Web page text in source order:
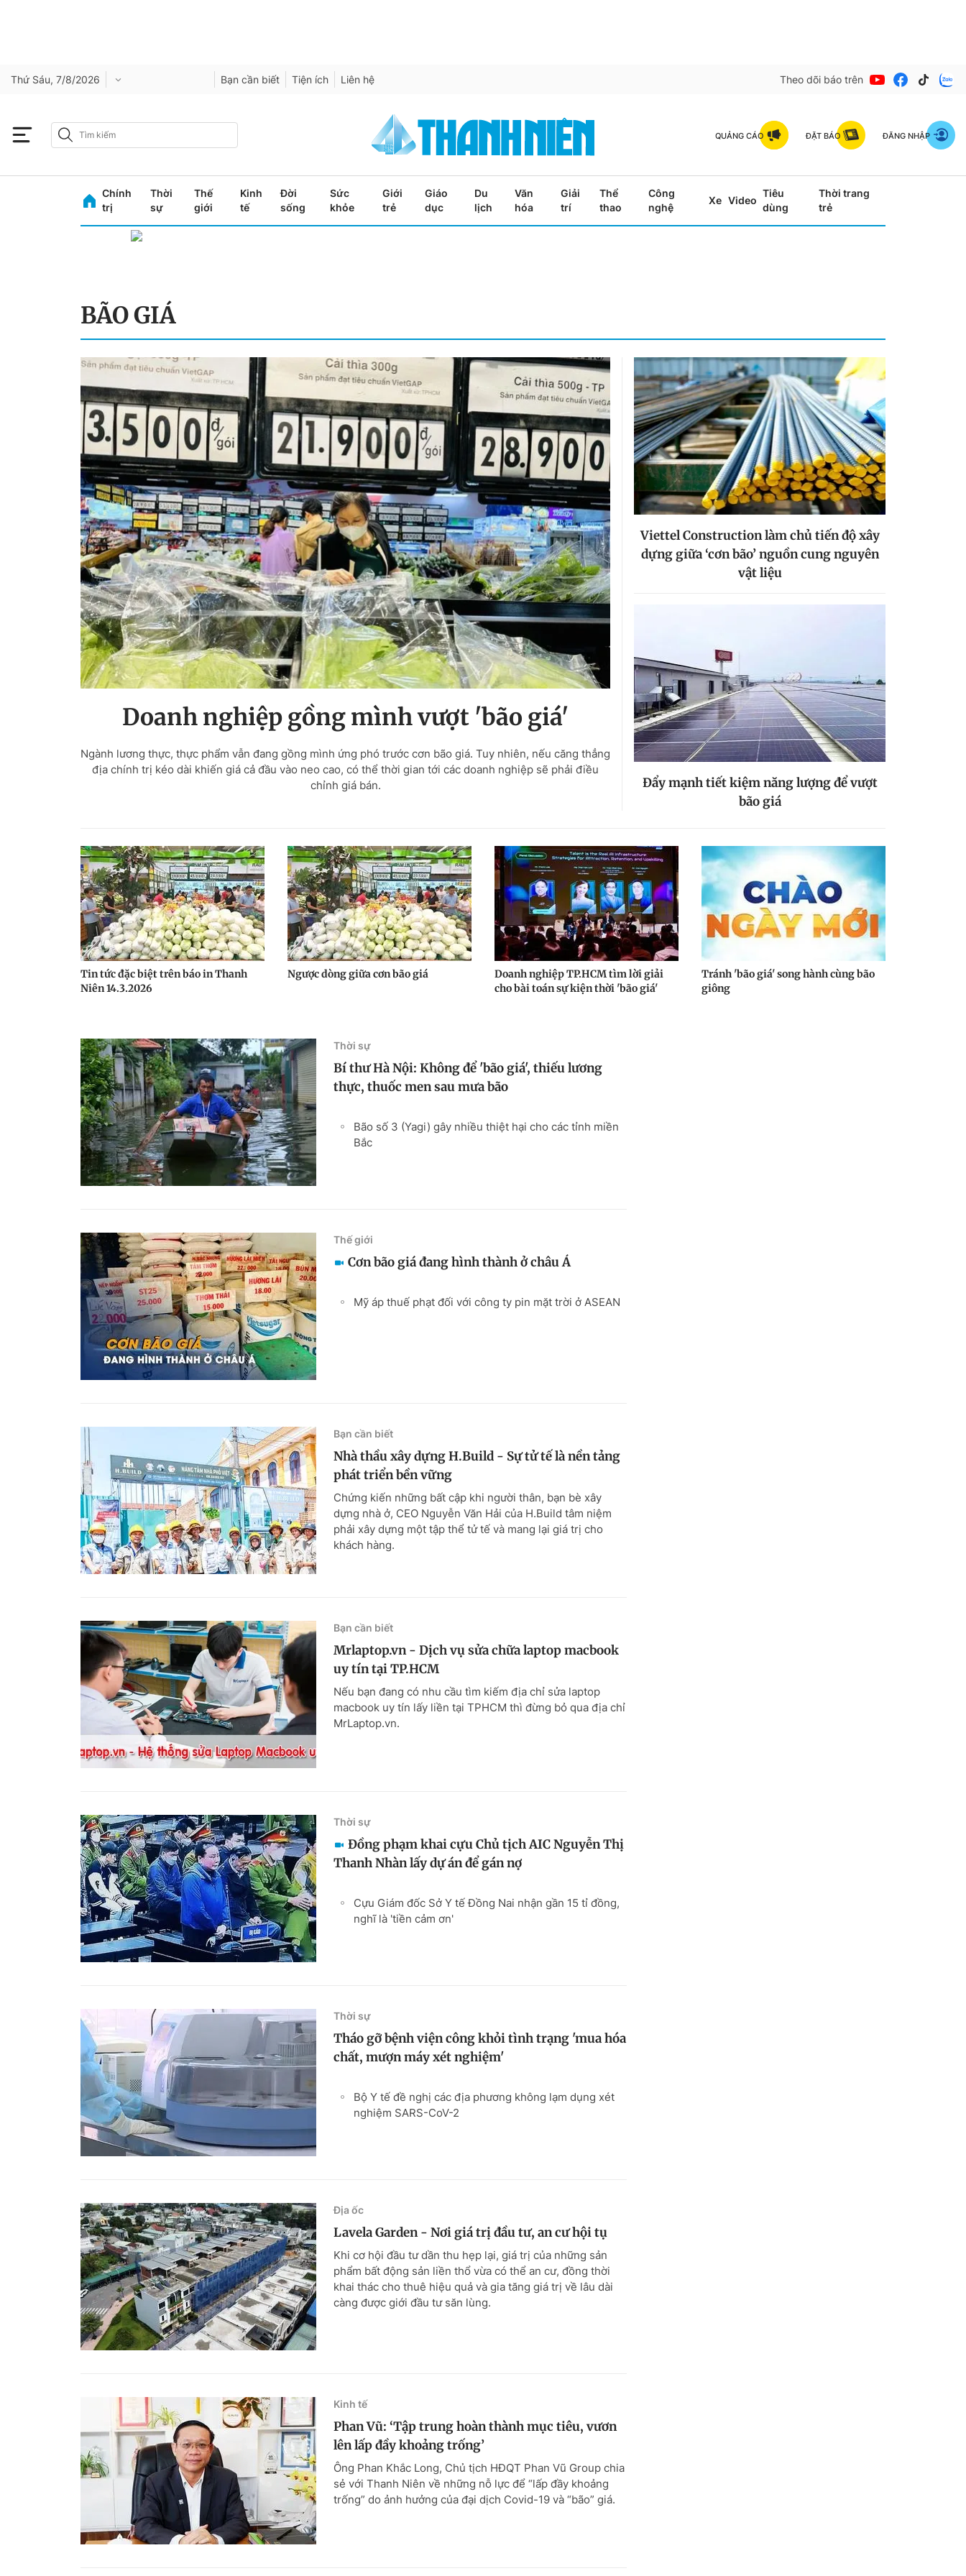
Thứ Sáu, 7/8/2026 Bạn cần biết Tiện ích Liên hệ Theo dõi báo trên
QUẢNG CÁO ĐẶT BÁO ĐĂNG NHẬP
Chính
trị
Thời
sự
Thế
giới
Kinh
tế
Đời
sống
Sức
khỏe
Giới
trẻ
Giáo
dục
Du
lịch
Văn
hóa
Giải
trí
Thể
thao
Công
nghệ
Xe Video
Tiêu
dùng
Thời trang
trẻ
BÃO GIÁ
Doanh nghiệp gồng mình vượt 'bão giá'
Ngành lương thực, thực phẩm vẫn đang gồng mình ứng phó trước cơn bão giá. Tuy nhiên, nếu căng thẳng
địa chính trị kéo dài khiến giá cả đầu vào neo cao, có thể thời gian tới các doanh nghiệp sẽ phải điều
chỉnh giá bán.
Viettel Construction làm chủ tiến độ xây
dựng giữa ‘cơn bão’ nguồn cung nguyên
vật liệu
Đẩy mạnh tiết kiệm năng lượng để vượt
bão giá
Tin tức đặc biệt trên báo in Thanh
Niên 14.3.2026
Ngược dòng giữa cơn bão giá
Doanh nghiệp TP.HCM tìm lời giải
cho bài toán sự kiện thời 'bão giá'
Tránh 'bão giá' song hành cùng bão
giông
Thời sự
Bí thư Hà Nội: Không để 'bão giá', thiếu lương
thực, thuốc men sau mưa bão
Bão số 3 (Yagi) gây nhiều thiệt hại cho các tỉnh miền
Bắc
Thế giới
Cơn bão giá đang hình thành ở châu Á
Mỹ áp thuế phạt đối với công ty pin mặt trời ở ASEAN
Bạn cần biết
Nhà thầu xây dựng H.Build - Sự tử tế là nền tảng
phát triển bền vững
Chứng kiến những bất cập khi người thân, bạn bè xây
dựng nhà ở, CEO Nguyễn Văn Hải của H.Build tâm niệm
phải xây dựng một tập thể tử tế và mang lại giá trị cho
khách hàng.
Bạn cần biết
Mrlaptop.vn - Dịch vụ sửa chữa laptop macbook
uy tín tại TP.HCM
Nếu bạn đang có nhu cầu tìm kiếm địa chỉ sửa laptop
macbook uy tín lấy liền tại TPHCM thì đừng bỏ qua địa chỉ
MrLaptop.vn.
Thời sự
Đồng phạm khai cựu Chủ tịch AIC Nguyễn Thị
Thanh Nhàn lấy dự án để gán nợ
Cựu Giám đốc Sở Y tế Đồng Nai nhận gần 15 tỉ đồng,
nghĩ là 'tiền cảm ơn'
Thời sự
Tháo gỡ bệnh viện công khỏi tình trạng 'mua hóa
chất, mượn máy xét nghiệm'
Bộ Y tế đề nghị các địa phương không lạm dụng xét
nghiệm SARS-CoV-2
Địa ốc
Lavela Garden - Nơi giá trị đầu tư, an cư hội tụ
Khi cơ hội đầu tư dần thu hẹp lại, giá trị của những sản
phẩm bất động sản liền thổ vừa có thể an cư, đồng thời
khai thác cho thuê hiệu quả và gia tăng giá trị về lâu dài
càng được giới đầu tư săn lùng.
Kinh tế
Phan Vũ: ‘Tập trung hoàn thành mục tiêu, vươn
lên lấp đầy khoảng trống’
Ông Phan Khắc Long, Chủ tịch HÐQT Phan Vũ Group chia
sẻ với Thanh Niên về những nỗ lực để “lấp đầy khoảng
trống” do ảnh hưởng của đại dịch Covid-19 và “bão” giá.